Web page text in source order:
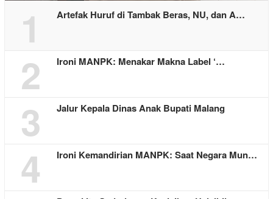
1 Artefak Huruf di Tambak Beras, NU, dan A…
2 Ironi MANPK: Menakar Makna Label ‘…
3 Jalur Kepala Dinas Anak Bupati Malang
4 Ironi Kemandirian MANPK: Saat Negara Mun…